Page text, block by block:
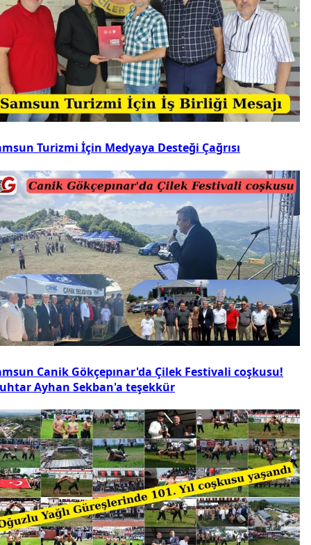
Turizmi İçin Medyaya Desteği Çağrısı
Canik Gökçepınar'da Çilek Festivali coşkusu!
Ayhan Sekban'a teşekkür